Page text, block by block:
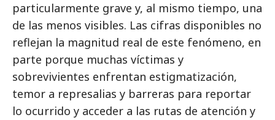
particularmente grave y, al mismo tiempo, una
de las menos visibles. Las cifras disponibles no
reflejan la magnitud real de este fenómeno, en
parte porque muchas víctimas y
sobrevivientes enfrentan estigmatización,
temor a represalias y barreras para reportar
lo ocurrido y acceder a las rutas de atención y